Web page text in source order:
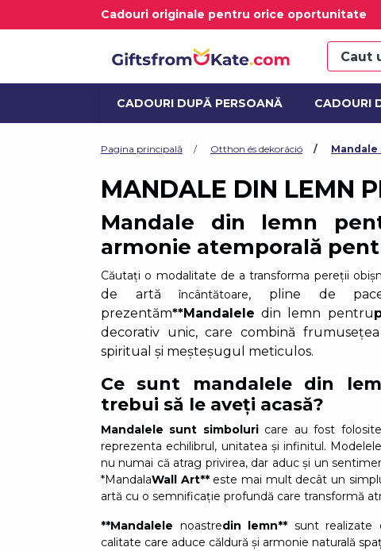
Cadouri originale pentru orice oportunitate
CADOURI DUPĂ PERSOANĂ CADOURI
OTTHON ÉS DEKORÁCIÓ ALCOOL ȘI
Pagina principală Otthon és dekoráció
MANDALE DIN LEMN
Mandale din lemn
armonie atemporală
Căutați o modalitate de a transforma pereții
de artă încântătoare, pline de
prezentăm**Mandalele din lemn pentru
decorativ unic, care combină frumusețea
spiritual și meșteșugul meticulos.
Ce sunt mandalele din
trebui să le aveți acasă?
Mandalele sunt simboluricare au fost
reprezenta echilibrul, unitatea și infinitul.
nu numai că atrag privirea, dar aduc și un
*MandalaWall Art**este mai mult decât un
artă cu o semnificație profundă care transformă
**Mandalele noastredin lemn** sunt realizate
calitate care aduce căldură și armonie naturală